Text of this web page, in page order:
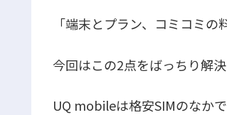
「端末とプラン、コミコミの
今回はこの2点をばっちり解
UQ mobileは格安SIMのなか